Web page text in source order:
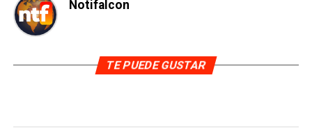
Notifalcon
TE PUEDE GUSTAR